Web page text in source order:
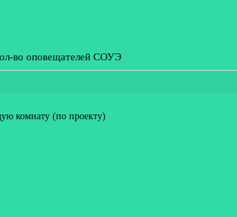
во оповещателей СОУЭ
комнату (по проекту)